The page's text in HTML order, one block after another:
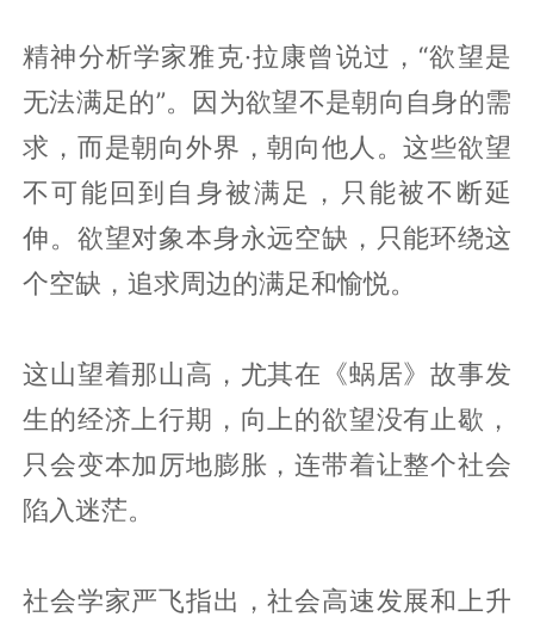
精神分析学家雅克·拉康曾说过，“欲望是
无法满足的”。因为欲望不是朝向自身的需
求，而是朝向外界，朝向他人。这些欲望
不可能回到自身被满足，只能被不断延
伸。欲望对象本身永远空缺，只能环绕这
个空缺，追求周边的满足和愉悦。
这山望着那山高，尤其在《蜗居》故事发
生的经济上行期，向上的欲望没有止歇，
只会变本加厉地膨胀，连带着让整个社会
陷入迷茫。
社会学家严飞指出，社会高速发展和上升